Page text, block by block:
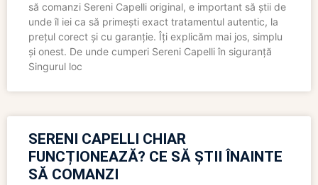
să comanzi Sereni Capelli original, e important să știi de
unde îl iei ca să primești exact tratamentul autentic, la
prețul corect și cu garanție. Îți explicăm mai jos, simplu
și onest. De unde cumperi Sereni Capelli în siguranță
Singurul loc
SERENI CAPELLI CHIAR
FUNCȚIONEAZĂ? CE SĂ ȘTII ÎNAINTE
SĂ COMANZI